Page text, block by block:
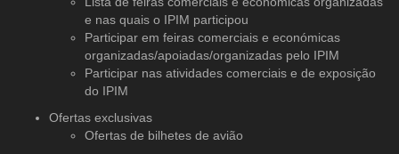
e nas quais o IPIM participou
Participar em feiras comerciais e económicas
organizadas/apoiadas/organizadas pelo IPIM
Participar nas atividades comerciais e de exposição
do IPIM
Ofertas exclusivas
Ofertas de bilhetes de avião